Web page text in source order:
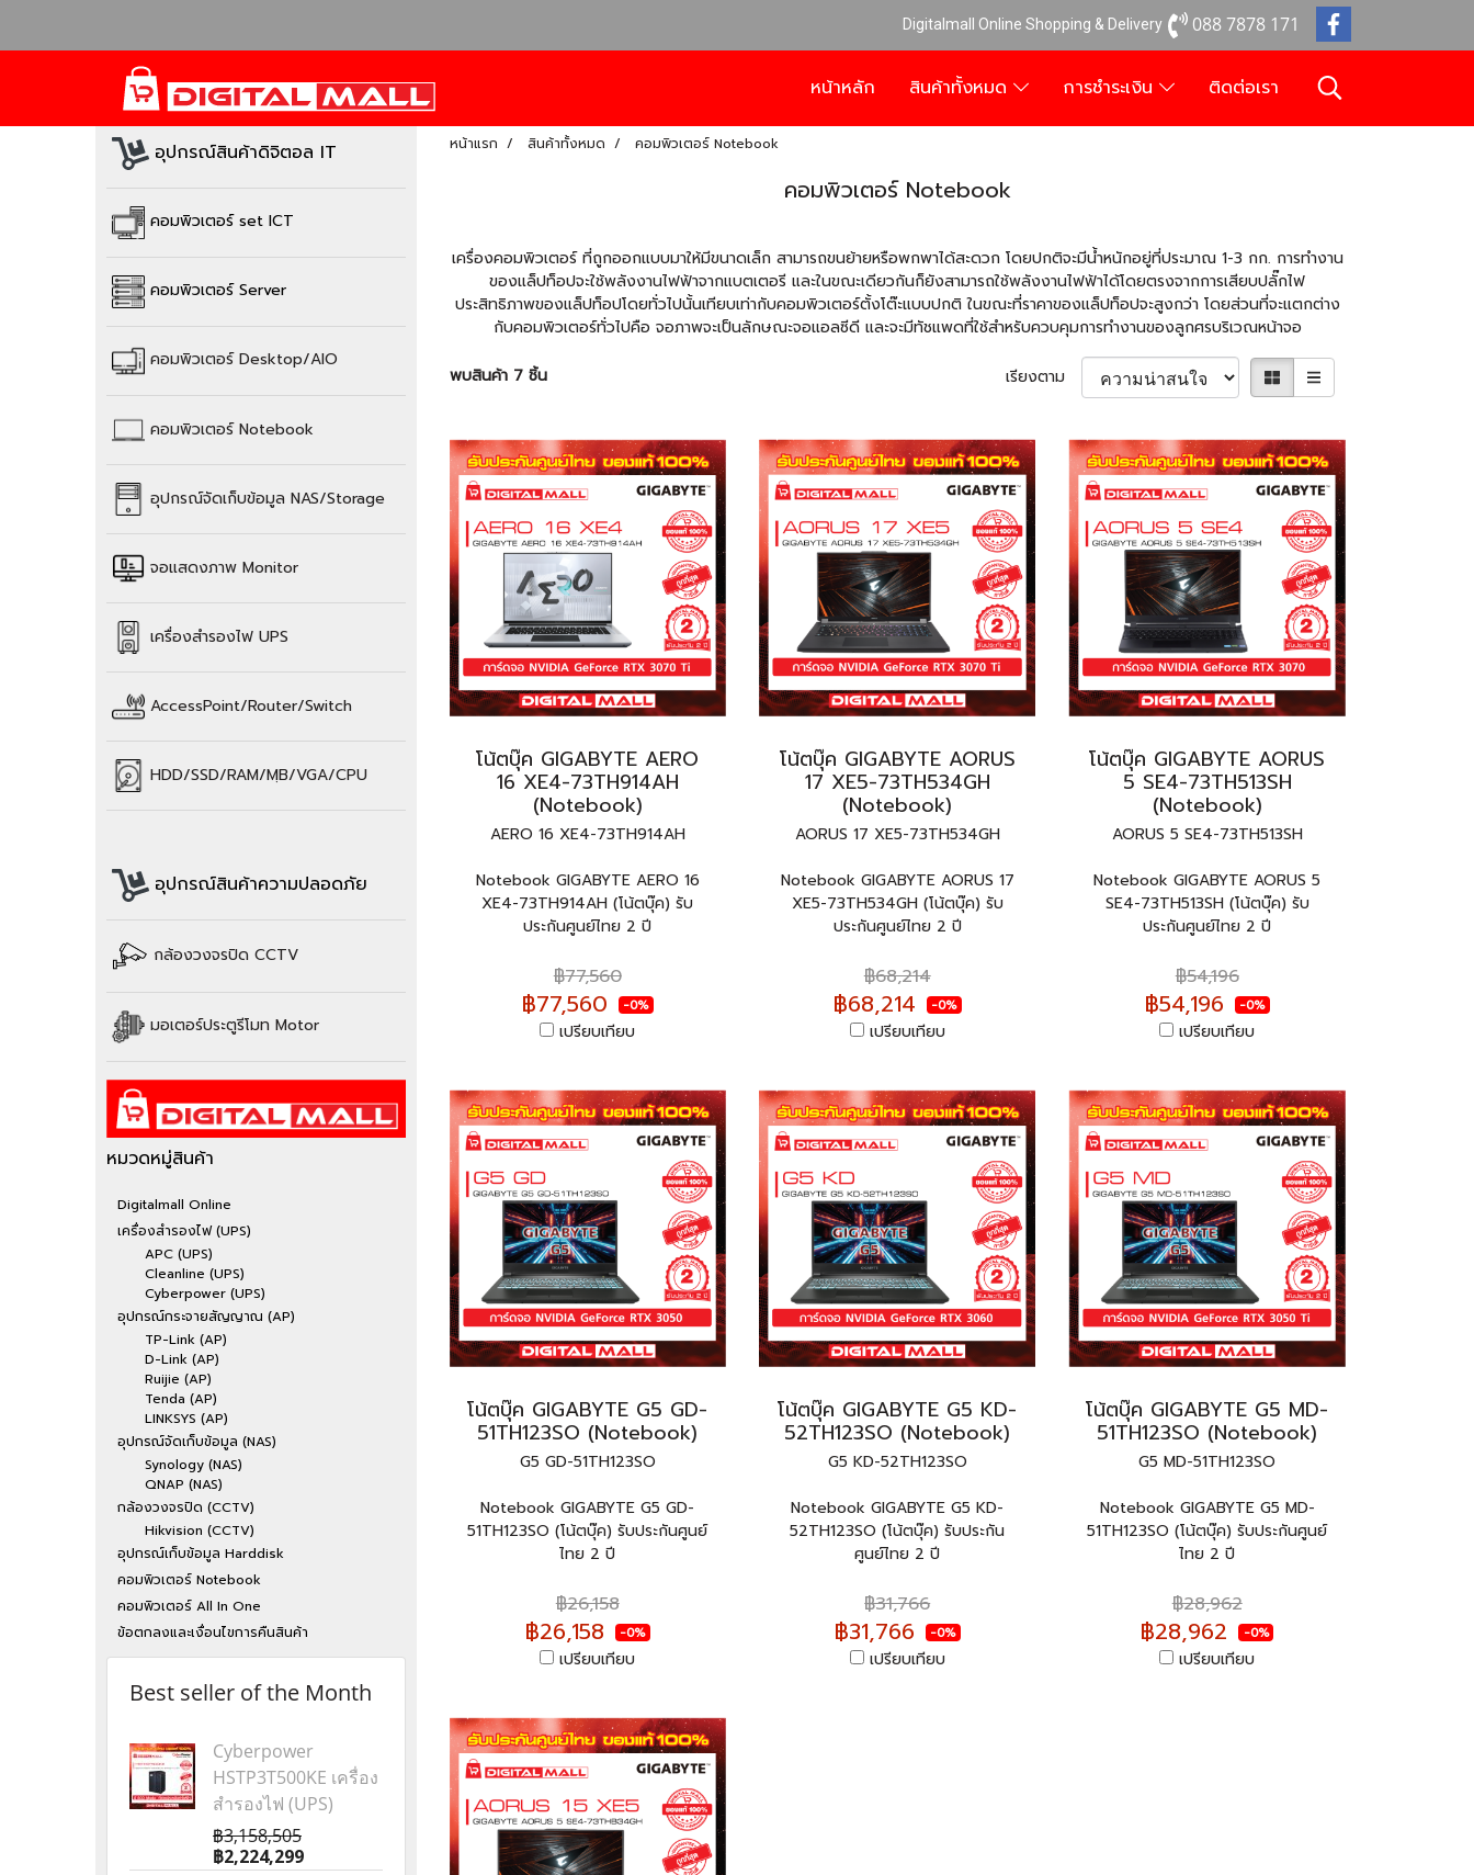
Digitalmall Online Shopping & Delivery 088 7878 171
หน้าหลัก สินค้าทั้งหมด การชำระเงิน ติดต่อเรา
หน้าแรก สินค้าทั้งหมด คอมพิวเตอร์ Notebook
คอมพิวเตอร์ Notebook
เครื่องคอมพิวเตอร์ ที่ถูกออกแบบมาให้มีขนาดเล็ก สามารถขนย้ายหรือพกพาได้สะดวก โดยปกติจะมีน้ำหนักอยู่ที่ประมาณ 1-3 กก. การทำงาน
ของแล็ปท็อปจะใช้พลังงานไฟฟ้าจากแบตเตอรี และในขณะเดียวกันก็ยังสามารถใช้พลังงานไฟฟ้าได้โดยตรงจากการเสียบปลั๊กไฟ
ประสิทธิภาพของแล็ปท็อปโดยทั่วไปนั้นเทียบเท่ากับคอมพิวเตอร์ตั้งโต๊ะแบบปกติ ในขณะที่ราคาของแล็ปท็อปจะสูงกว่า โดยส่วนที่จะแตกต่าง
กับคอมพิวเตอร์ทั่วไปคือ จอภาพจะเป็นลักษณะจอแอลซีดี และจะมีทัชแพดที่ใช้สำหรับควบคุมการทำงานของลูกศรบริเวณหน้าจอ
พบสินค้า 7 ชิ้น เรียงตาม
โน้ตบุ๊ค GIGABYTE AERO
16 XE4-73TH914AH
(Notebook)
AERO 16 XE4-73TH914AH
Notebook GIGABYTE AERO 16
XE4-73TH914AH (โน้ตบุ๊ค) รับ
ประกันศูนย์ไทย 2 ปี
฿77,560
฿77,560 -0%
เปรียบเทียบ
โน้ตบุ๊ค GIGABYTE AORUS
17 XE5-73TH534GH
(Notebook)
AORUS 17 XE5-73TH534GH
Notebook GIGABYTE AORUS 17
XE5-73TH534GH (โน้ตบุ๊ค) รับ
ประกันศูนย์ไทย 2 ปี
฿68,214
฿68,214 -0%
เปรียบเทียบ
โน้ตบุ๊ค GIGABYTE AORUS
5 SE4-73TH513SH
(Notebook)
AORUS 5 SE4-73TH513SH
Notebook GIGABYTE AORUS 5
SE4-73TH513SH (โน้ตบุ๊ค) รับ
ประกันศูนย์ไทย 2 ปี
฿54,196
฿54,196 -0%
เปรียบเทียบ
โน้ตบุ๊ค GIGABYTE G5 GD-
51TH123SO (Notebook)
G5 GD-51TH123SO
Notebook GIGABYTE G5 GD-
51TH123SO (โน้ตบุ๊ค) รับประกันศูนย์
ไทย 2 ปี
฿26,158
฿26,158 -0%
เปรียบเทียบ
โน้ตบุ๊ค GIGABYTE G5 KD-
52TH123SO (Notebook)
G5 KD-52TH123SO
Notebook GIGABYTE G5 KD-
52TH123SO (โน้ตบุ๊ค) รับประกัน
ศูนย์ไทย 2 ปี
฿31,766
฿31,766 -0%
เปรียบเทียบ
โน้ตบุ๊ค GIGABYTE G5 MD-
51TH123SO (Notebook)
G5 MD-51TH123SO
Notebook GIGABYTE G5 MD-
51TH123SO (โน้ตบุ๊ค) รับประกันศูนย์
ไทย 2 ปี
฿28,962
฿28,962 -0%
เปรียบเทียบ
อุปกรณ์สินค้าดิจิตอล IT
คอมพิวเตอร์ set ICT
คอมพิวเตอร์ Server
คอมพิวเตอร์Desktop/AIO
คอมพิวเตอร์Notebook
อุปกรณ์จัดเก็บข้อมูล NAS/Storage
จอแสดงภาพ Monitor
เครื่องสำรองไฟ UPS
AccessPoint/Router/Switch
HDD/SSD/RAM/MฺB/VGA/CPU
อุปกรณ์สินค้าความปลอดภัย
กล้องวงจรปิด CCTV
มอเตอร์ประตูรีโมท Motor
หมวดหมู่สินค้า
Digitalmall Online
เครื่องสำรองไฟ (UPS)
APC (UPS)
Cleanline (UPS)
Cyberpower (UPS)
อุปกรณ์กระจายสัญญาณ (AP)
TP-Link (AP)
D-Link (AP)
Ruijie (AP)
Tenda (AP)
LINKSYS (AP)
อุปกรณ์จัดเก็บข้อมูล (NAS)
Synology (NAS)
QNAP (NAS)
กล้องวงจรปิด (CCTV)
Hikvision (CCTV)
อุปกรณ์เก็บข้อมูล Harddisk
คอมพิวเตอร์ Notebook
คอมพิวเตอร์ All In One
ข้อตกลงและเงื่อนไขการคืนสินค้า
Best seller of the Month
Cyberpower
HSTP3T500KE เครื่อง
สำรองไฟ (UPS)
฿3,158,505
฿2,224,299